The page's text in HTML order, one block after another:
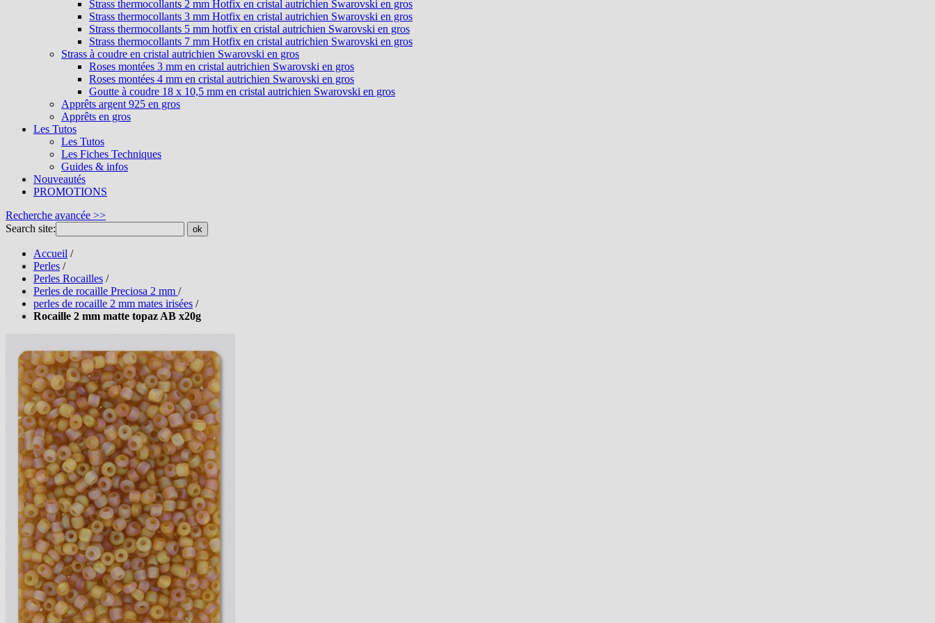
Strass thermocollants 2 mm Hotfix en cristal autrichien Swarovski en gros
Strass thermocollants 3 mm Hotfix en cristal autrichien Swarovski en gros
Strass thermocollants 5 mm hotfix en cristal autrichien Swarovski en gros
Strass thermocollants 7 mm Hotfix en cristal autrichien Swarovski en gros
Strass à coudre en cristal autrichien Swarovski en gros
Roses montées 3 mm en cristal autrichien Swarovski en gros
Roses montées 4 mm en cristal autrichien Swarovski en gros
Goutte à coudre 18 x 10,5 mm en cristal autrichien Swarovski en gros
Apprêts argent 925 en gros
Apprêts en gros
Les Tutos
Les Tutos
Les Fiches Techniques
Guides & infos
Nouveautés
PROMOTIONS
Recherche avancée >>
Search site:
ok
Accueil /
Perles /
Perles Rocailles /
Perles de rocaille Preciosa 2 mm /
perles de rocaille 2 mm mates irisées /
Rocaille 2 mm matte topaz AB x20g